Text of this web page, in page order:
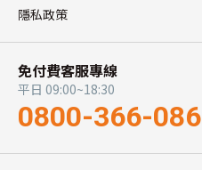
隱私政策
免付費客服專線
平日 09:00~18:30
0800-366-086